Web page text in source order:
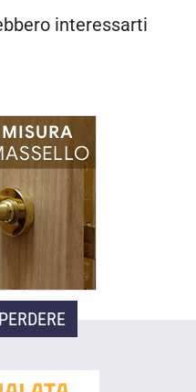
interessarti